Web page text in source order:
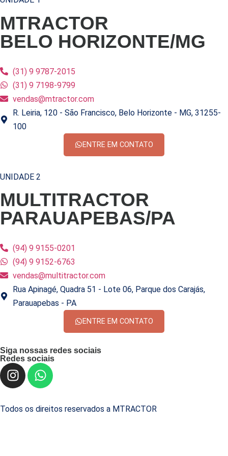
MTRACTOR
BELO HORIZONTE/MG
(31) 9 9787-2015
(31) 9 7198-9799
vendas@mtractor.com
R. Leiria, 120 - São Francisco, Belo Horizonte - MG, 31255-
100
ENTRE EM CONTATO
UNIDADE 2
MULTITRACTOR
PARAUAPEBAS/PA
(94) 9 9155-0201
(94) 9 9152-6763
vendas@multitractor.com
Rua Apinagé, Quadra 51 - Lote 06, Parque dos Carajás,
Parauapebas - PA
ENTRE EM CONTATO
Siga nossas redes sociais
Redes sociais
Todos os direitos reservados a MTRACTOR